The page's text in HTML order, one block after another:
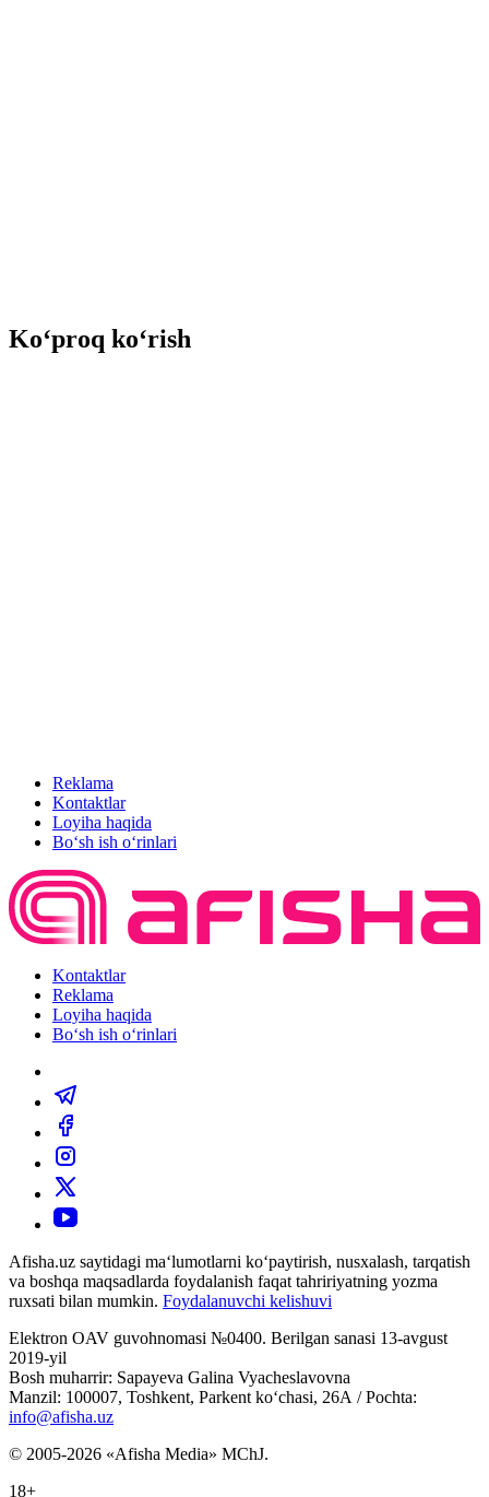
Ko‘proq ko‘rish
Reklama
Kontaktlar
Loyiha haqida
Bo‘sh ish o‘rinlari
Kontaktlar
Reklama
Loyiha haqida
Bo‘sh ish o‘rinlari
Afisha.uz saytidagi ma‘lumotlarni ko‘paytirish, nusxalash, tarqatish
va boshqa maqsadlarda foydalanish faqat tahririyatning yozma
ruxsati bilan mumkin. Foydalanuvchi kelishuvi
Elektron OAV guvohnomasi №0400. Berilgan sanasi 13-avgust
2019-yil
Bosh muharrir: Sapayeva Galina Vyacheslavovna
Manzil: 100007, Toshkent, Parkent ko‘chasi, 26А / Pochta:
info@afisha.uz
© 2005-2026 «Afisha Media» MChJ.
18+